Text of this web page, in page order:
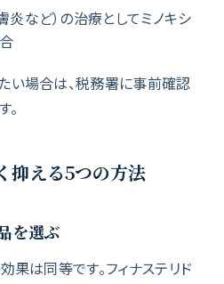
など）の治療としてミノキシ
い場合は、税務署に事前確認
。
抑える5つの方法
を選ぶ
果は同等です。フィナステリド